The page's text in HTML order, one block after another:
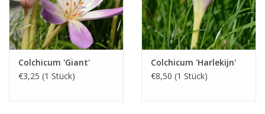
Colchicum 'Giant'
€3,25 (1 Stück)
Colchicum 'Harlekijn'
€8,50 (1 Stück)